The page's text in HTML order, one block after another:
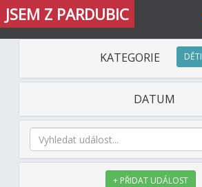
JSEM Z PARDUBIC
KATEGORIE DĚTI
DATUM
+ PŘIDAT UDÁLOST